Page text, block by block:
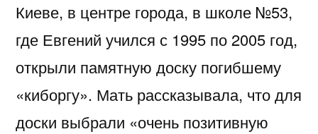
Киеве, в центре города, в школе №53,
где Евгений учился с 1995 по 2005 год,
открыли памятную доску погибшему
«киборгу». Мать рассказывала, что для
доски выбрали «очень позитивную